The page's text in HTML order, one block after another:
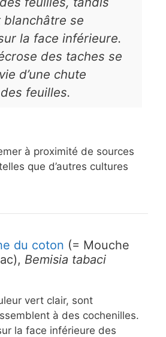
blanchâtre se
la face inférieure.
des taches se
d’une chute
feuilles.
à proximité de sources
que d’autres cultures
du coton (= Mouche
Bemisia tabaci
vert clair, sont
à des cochenilles.
la face inférieure des